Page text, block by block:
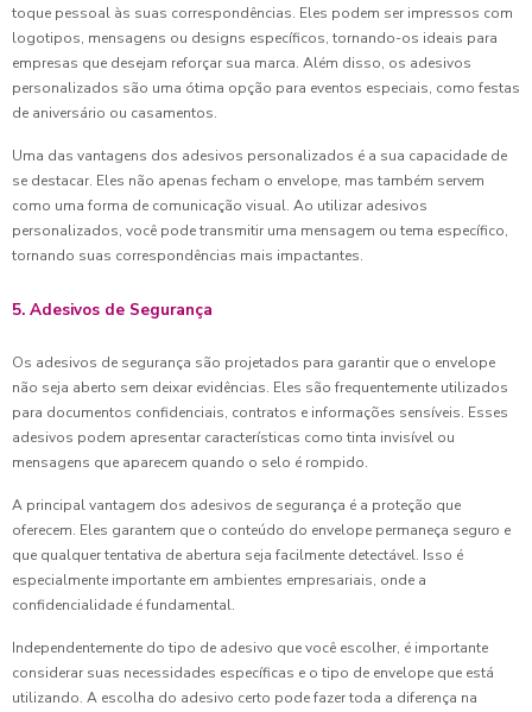
toque pessoal às suas correspondências. Eles podem ser impressos com
logotipos, mensagens ou designs específicos, tornando-os ideais para
empresas que desejam reforçar sua marca. Além disso, os adesivos
personalizados são uma ótima opção para eventos especiais, como festas
de aniversário ou casamentos.
Uma das vantagens dos adesivos personalizados é a sua capacidade de
se destacar. Eles não apenas fecham o envelope, mas também servem
como uma forma de comunicação visual. Ao utilizar adesivos
personalizados, você pode transmitir uma mensagem ou tema específico,
tornando suas correspondências mais impactantes.
5. Adesivos de Segurança
Os adesivos de segurança são projetados para garantir que o envelope
não seja aberto sem deixar evidências. Eles são frequentemente utilizados
para documentos confidenciais, contratos e informações sensíveis. Esses
adesivos podem apresentar características como tinta invisível ou
mensagens que aparecem quando o selo é rompido.
A principal vantagem dos adesivos de segurança é a proteção que
oferecem. Eles garantem que o conteúdo do envelope permaneça seguro e
que qualquer tentativa de abertura seja facilmente detectável. Isso é
especialmente importante em ambientes empresariais, onde a
confidencialidade é fundamental.
Independentemente do tipo de adesivo que você escolher, é importante
considerar suas necessidades específicas e o tipo de envelope que está
utilizando. A escolha do adesivo certo pode fazer toda a diferença na